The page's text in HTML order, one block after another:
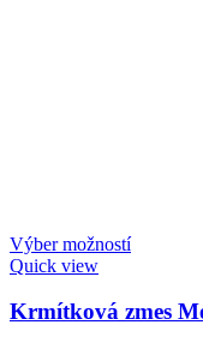
Výber možností
Quick view
Krmítková zmes